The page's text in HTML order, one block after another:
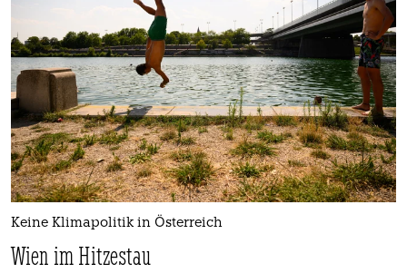
Keine Klimapolitik in Österreich
Wien im Hitzestau